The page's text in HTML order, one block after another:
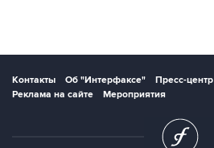
Контакты Об "Интерфаксе" Пресс-центр
Реклама на сайте
Мероприятия